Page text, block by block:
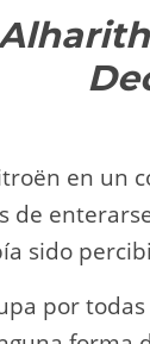
en un
de
sido
por